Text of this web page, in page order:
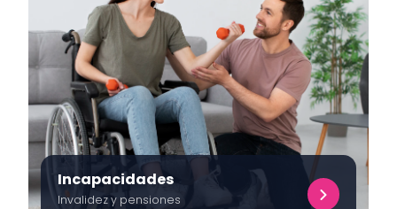
Incapacidades
Invalidez y pensiones